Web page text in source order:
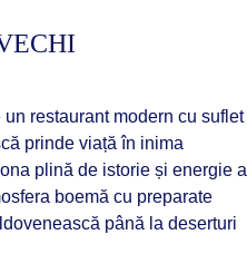
restaurant modern cu suflet
prinde viață în inima
plină de istorie și energie a
boemă cu preparate
până la deserturi